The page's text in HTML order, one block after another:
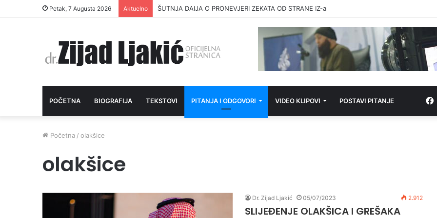
Petak, 7 Augusta 2026 Aktuelno ŠUTNJA DAIJA O PRONEVJERI ZEKATA OD STRANE IZ-a
POČETNA BIOGRAFIJA TEKSTOVI PITANJA I ODGOVORI VIDEO KLIPOVI POSTAVI PITANJE
Početna / olakšice
olakšice
Dr. Zijad Ljakić 05/07/2023 2.912
SLIJEĐENJE OLAKŠICA I GREŠAKA